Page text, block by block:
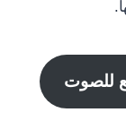
للصوت